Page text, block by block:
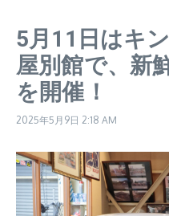
5月11日はキ
屋別館で、新
を開催！
2025年5月9日 2:18 AM